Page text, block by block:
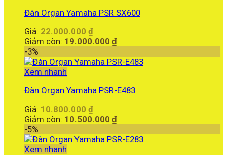
Đàn Organ Yamaha PSR SX600
Giá:22.000.000₫
gốc
22.000.000 ₫.
Giảm còn: 19.000.000 ₫Giá
tại
-3%
Xem nhanh
Đàn Organ Yamaha PSR-E483
Giá:10.800.000₫
gốc
10.800.000 ₫.
Giảm còn: 10.500.000 ₫Giá
tại
-5%
Xem nhanh